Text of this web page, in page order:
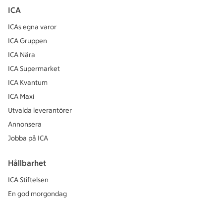
ICA
ICAs egna varor
ICA Gruppen
ICA Nära
ICA Supermarket
ICA Kvantum
ICA Maxi
Utvalda leverantörer
Annonsera
Jobba på ICA
Hållbarhet
ICA Stiftelsen
En god morgondag